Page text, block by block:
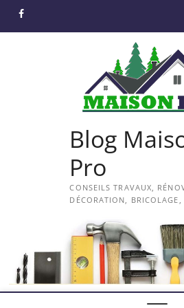
facebook
Blog
Pro
CONSEILS TRAVAUX,
DÉCORATION, BRICOLAGE,